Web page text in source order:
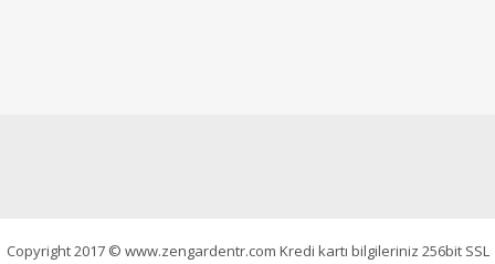
Copyright 2017 © www.zengardentr.com Kredi kartı bilgileriniz 256bit SSL